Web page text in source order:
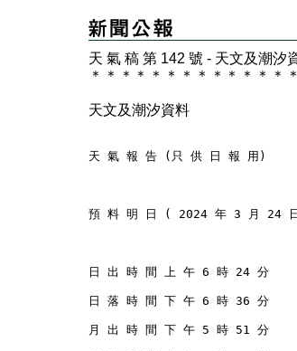
天 氣 稿 第 142 號 - 天文及潮汐
＊
＊ ＊ ＊ ＊ ＊ ＊ ＊ ＊ ＊ ＊ ＊ ＊ ＊
天文及潮汐資料
天 氣 報 告 (只 供 日 報 用)
預 料 明 日 ( 2024 年 3 月 24
日 出 時 間 上 午 6 時 24 分
日 落 時 間 下 午 6 時 36 分
月 出 時 間 下 午 5 時 51 分